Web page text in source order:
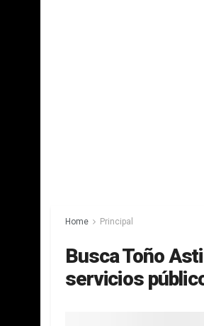
Home Principal
Busca Toño
servicios